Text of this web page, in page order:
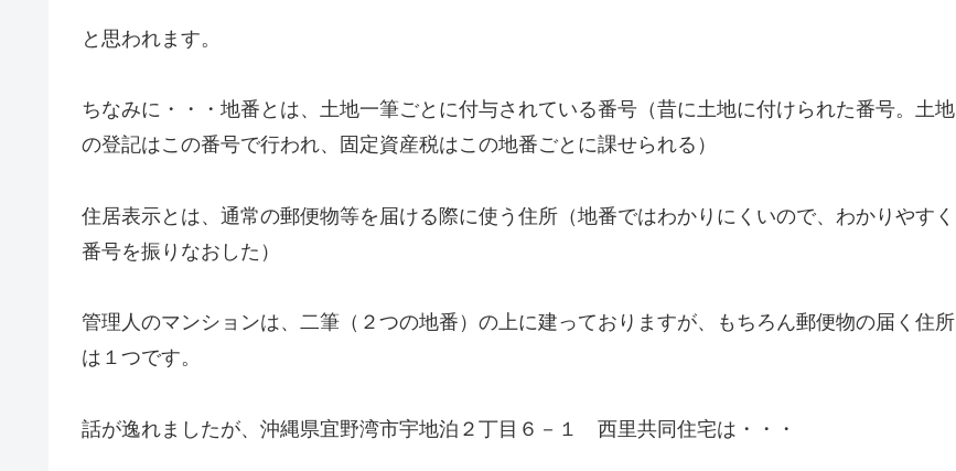
と思われます。
ちなみに・・・地番とは、土地一筆ごとに付与されている番号（昔に土地に付けられた番号。土地
の登記はこの番号で行われ、固定資産税はこの地番ごとに課せられる）
住居表示とは、通常の郵便物等を届ける際に使う住所（地番ではわかりにくいので、わかりやすく
番号を振りなおした）
管理人のマンションは、二筆（２つの地番）の上に建っておりますが、もちろん郵便物の届く住所
は１つです。
話が逸れましたが、沖縄県宜野湾市宇地泊２丁目６－１ 西里共同住宅は・・・